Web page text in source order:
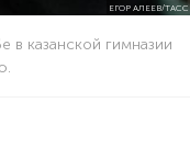
ЕГОР АЛЕЕВ/ТАСС
в казанской гимназии